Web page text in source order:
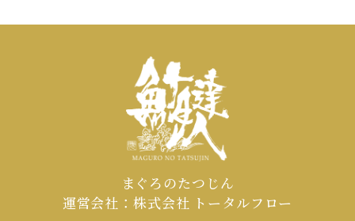
まぐろのたつじん
運営会社：株式会社 トータルフロー